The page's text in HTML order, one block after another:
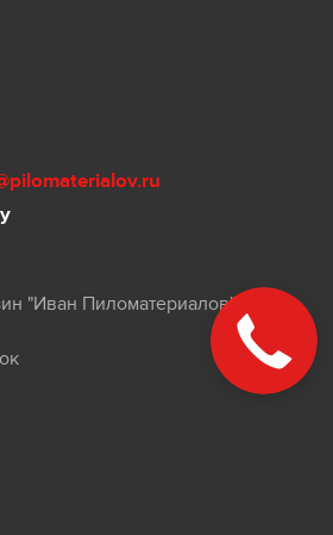
"Иван Пиломатериалов"